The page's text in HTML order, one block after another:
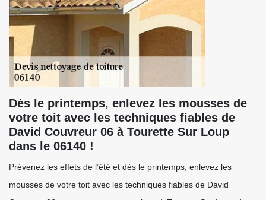
Dès le printemps, enlevez les mousses de
votre toit avec les techniques fiables de
David Couvreur 06 à Tourette Sur Loup
dans le 06140 !
Prévenez les effets de l’été et dès le printemps, enlevez les
mousses de votre toit avec les techniques fiables de David